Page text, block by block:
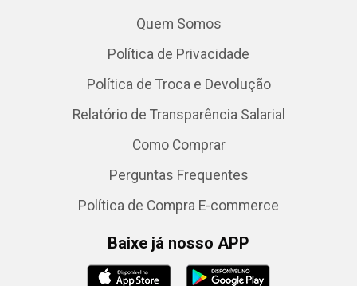
Quem Somos
Política de Privacidade
Política de Troca e Devolução
Relatório de Transparência Salarial
Como Comprar
Perguntas Frequentes
Política de Compra E-commerce
Baixe já nosso APP